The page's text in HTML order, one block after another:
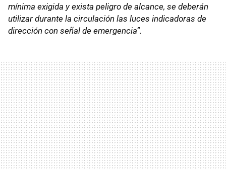
mínima exigida y exista peligro de alcance, se deberán
utilizar durante la circulación las luces indicadoras de
dirección con señal de emergencia”.